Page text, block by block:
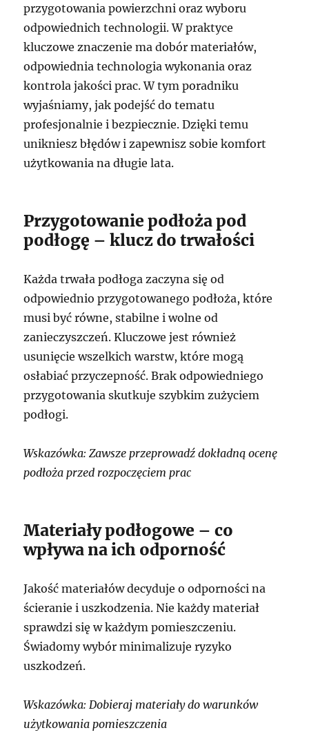
przygotowania powierzchni oraz wyboru
odpowiednich technologii. W praktyce
kluczowe znaczenie ma dobór materiałów,
odpowiednia technologia wykonania oraz
kontrola jakości prac. W tym poradniku
wyjaśniamy, jak podejść do tematu
profesjonalnie i bezpiecznie. Dzięki temu
unikniesz błędów i zapewnisz sobie komfort
użytkowania na długie lata.
Przygotowanie podłoża pod
podłogę – klucz do trwałości
Każda trwała podłoga zaczyna się od
odpowiednio przygotowanego podłoża, które
musi być równe, stabilne i wolne od
zanieczyszczeń. Kluczowe jest również
usunięcie wszelkich warstw, które mogą
osłabiać przyczepność. Brak odpowiedniego
przygotowania skutkuje szybkim zużyciem
podłogi.
Wskazówka: Zawsze przeprowadź dokładną ocenę
podłoża przed rozpoczęciem prac
Materiały podłogowe – co
wpływa na ich odporność
Jakość materiałów decyduje o odporności na
ścieranie i uszkodzenia. Nie każdy materiał
sprawdzi się w każdym pomieszczeniu.
Świadomy wybór minimalizuje ryzyko
uszkodzeń.
Wskazówka: Dobieraj materiały do warunków
użytkowania pomieszczenia